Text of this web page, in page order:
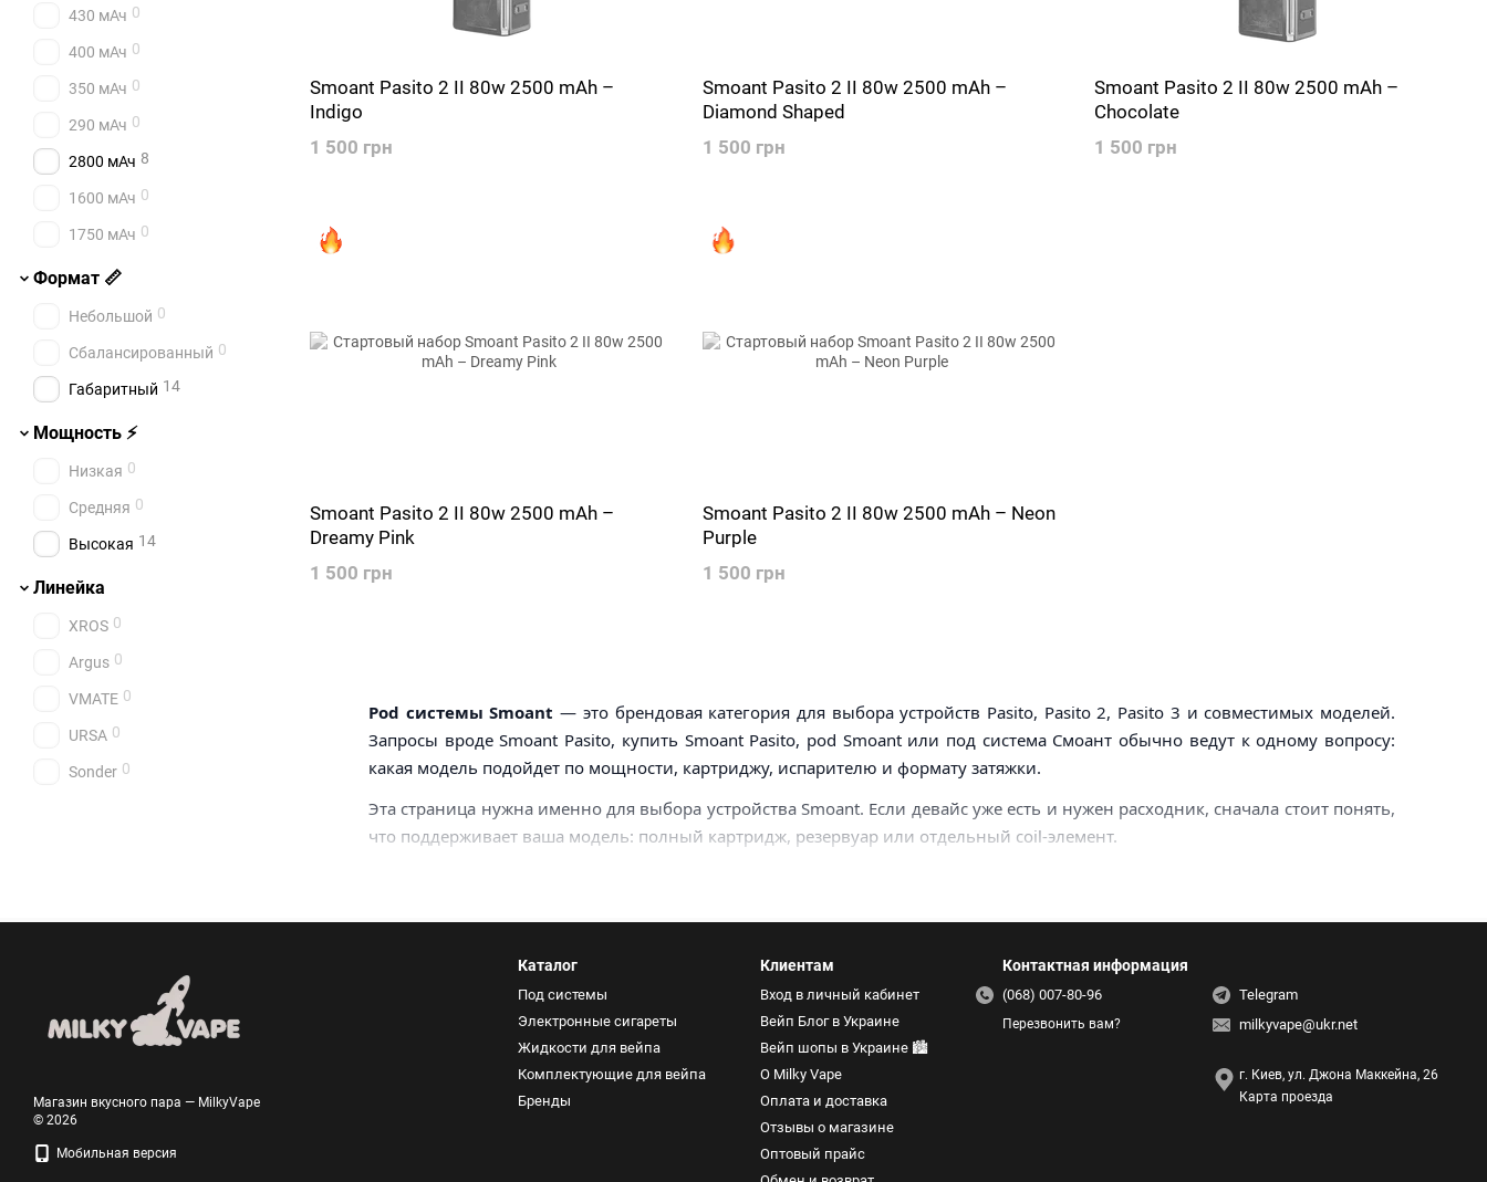
Pod системы Smoant — это брендовая категория для выбора устройств Pasito, Pasito 2, Pasito 3 и совместимых моделей.
Запросы вроде Smoant Pasito, купить Smoant Pasito, pod Smoant или под система Смоант обычно ведут к одному вопросу:
какая модель подойдет по мощности, картриджу, испарителю и формату затяжки.
Эта страница нужна именно для выбора устройства Smoant. Если девайс уже есть и нужен расходник, сначала стоит понять,
что поддерживает ваша модель: полный картридж, резервуар или отдельный coil-элемент.
Smoant Pasito 2 II 80w 2500 mAh –
Indigo
1 500 грн
Smoant Pasito 2 II 80w 2500 mAh –
Diamond Shaped
1 500 грн
Smoant Pasito 2 II 80w 2500 mAh –
Chocolate
1 500 грн
Smoant Pasito 2 II 80w 2500 mAh –
Dreamy Pink
1 500 грн
Smoant Pasito 2 II 80w 2500 mAh – Neon
Purple
1 500 грн
430 мАч 0
400 мАч 0
350 мАч 0
290 мАч 0
2800 мАч 8
1600 мАч 0
1750 мАч 0
Формат 📏
Небольшой 0
Сбалансированный 0
Габаритный 14
Мощность ⚡
Низкая 0
Средняя 0
Высокая 14
Линейка
XROS 0
Argus 0
VMATE 0
URSA 0
Sonder 0
Магазин вкусного пара — MilkyVape
© 2026
Мобильная версия
Каталог
Под системы
Электронные сигареты
Жидкости для вейпа
Комплектующие для вейпа
Бренды
Клиентам
Вход в личный кабинет
Вейп Блог в Украине
Вейп шопы в Украине 🏙️
О Milky Vape
Оплата и доставка
Отзывы о магазине
Оптовый прайс
Контактная информация
(068) 007-80-96
Перезвонить вам?
Telegram
milkyvape@ukr.net
г. Киев, ул. Джона Маккейна, 26
Карта проезда